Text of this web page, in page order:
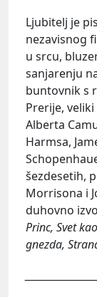
Ljubitelj je
nezavisnog
u srcu,
sanjarenju
buntovnik s
Prerije,
Alberta
Harmsa,
šezdesetih,
Morrisona i
duhovno
Princ, Svet
gnezda,